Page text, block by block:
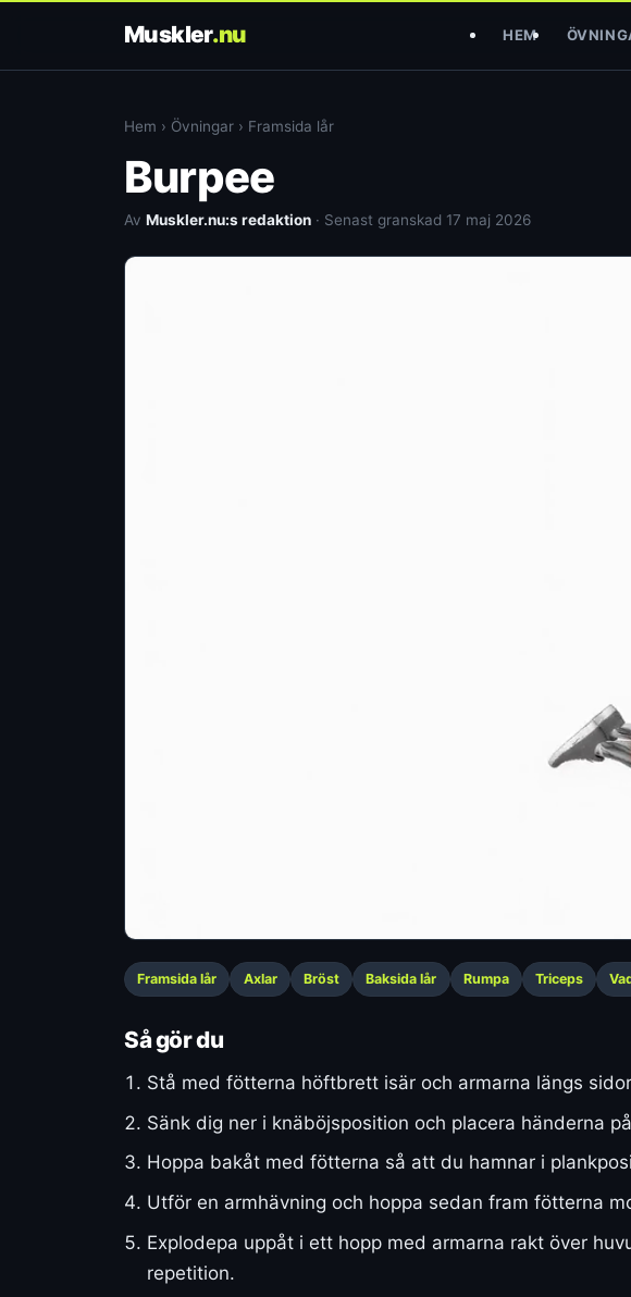
Muskler.nu HEM
Hem › Övningar › Framsida lår
Burpee
Av Muskler.nu:s redaktion · Senast granskad 17 maj 2026
Framsida lår Axlar Bröst Baksida lår Rumpa Triceps
Så gör du
Stå med fötterna höftbrett isär och armarna längs
Sänk dig ner i knäböjsposition och placera händerna
Hoppa bakåt med fötterna så att du hamnar i
Utför en armhävning och hoppa sedan fram fötterna
Explodера uppåt i ett hopp med armarna rakt över
repetition.